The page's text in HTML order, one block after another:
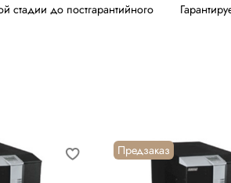
стадии до постгарантийного
Предзаказ